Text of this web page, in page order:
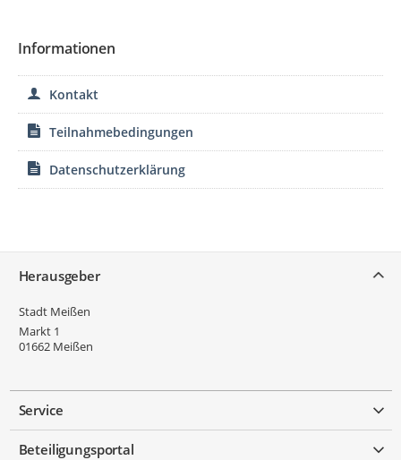
Informationen
Kontakt
Teilnahmebedingungen
Datenschutzerklärung
Herausgeber
Stadt Meißen
Markt 1
01662 Meißen
Service
Beteiligungsportal